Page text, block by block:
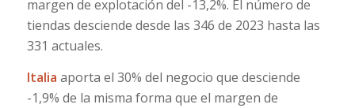
margen de explotación del -13,2%. El número de
tiendas desciende desde las 346 de 2023 hasta las
331 actuales.
Italia aporta el 30% del negocio que desciende
-1,9% de la misma forma que el margen de